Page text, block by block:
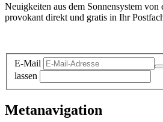
Neuigkeiten aus dem Sonnensystem von
provokant direkt und gratis in Ihr
E-Mail
lassen
Metanavigation